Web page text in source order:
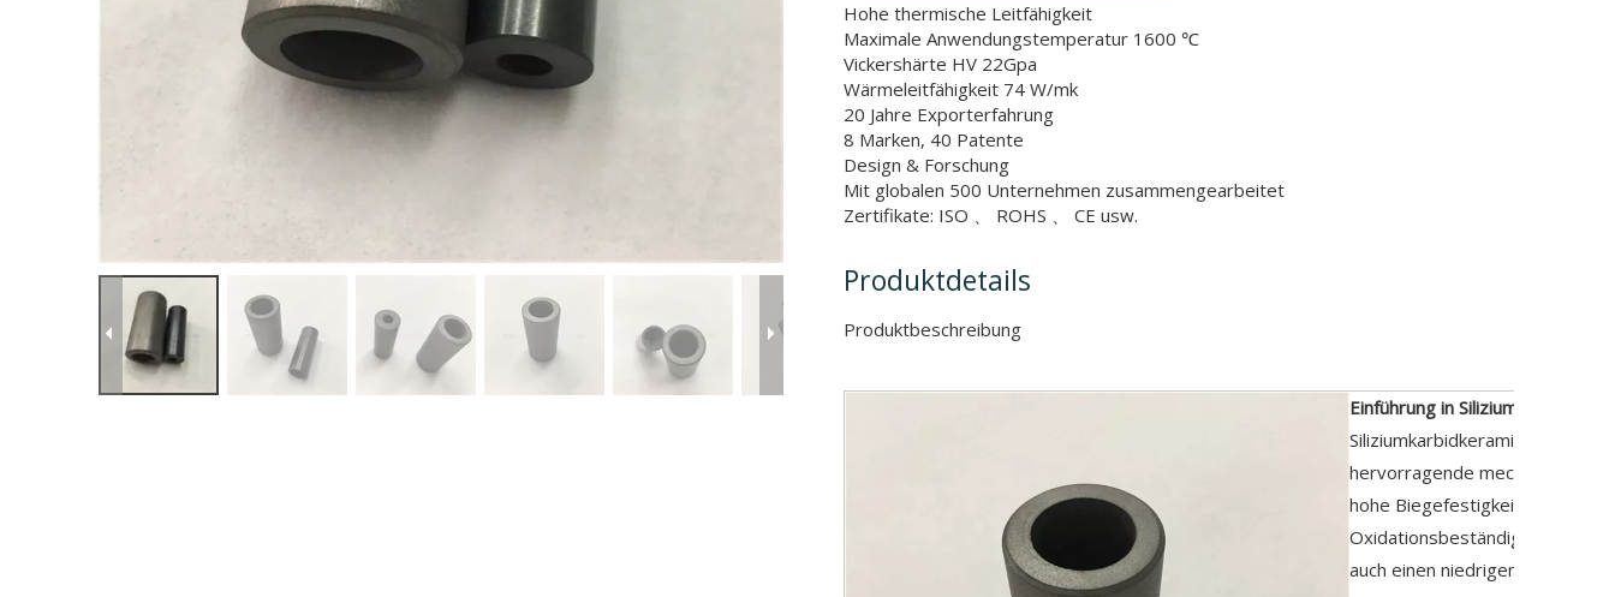
Hohe thermische Leitfähigkeit
Maximale Anwendungstemperatur 1600 ℃
Vickershärte HV 22Gpa
Wärmeleitfähigkeit 74 W/mk
20 Jahre Exporterfahrung
8 Marken, 40 Patente
Design & Forschung
Mit globalen 500 Unternehmen zusammengearbeitet
Zertifikate: ISO 、 ROHS 、 CE usw.
Produktdetails
Produktbeschreibung
Einführung in
Siliziumkarbidkeramik weist bei
hervorragende mechanische
hohe Biegefestigkeit,
Oxidationsbeständigkeit, gute
auch einen niedrigen